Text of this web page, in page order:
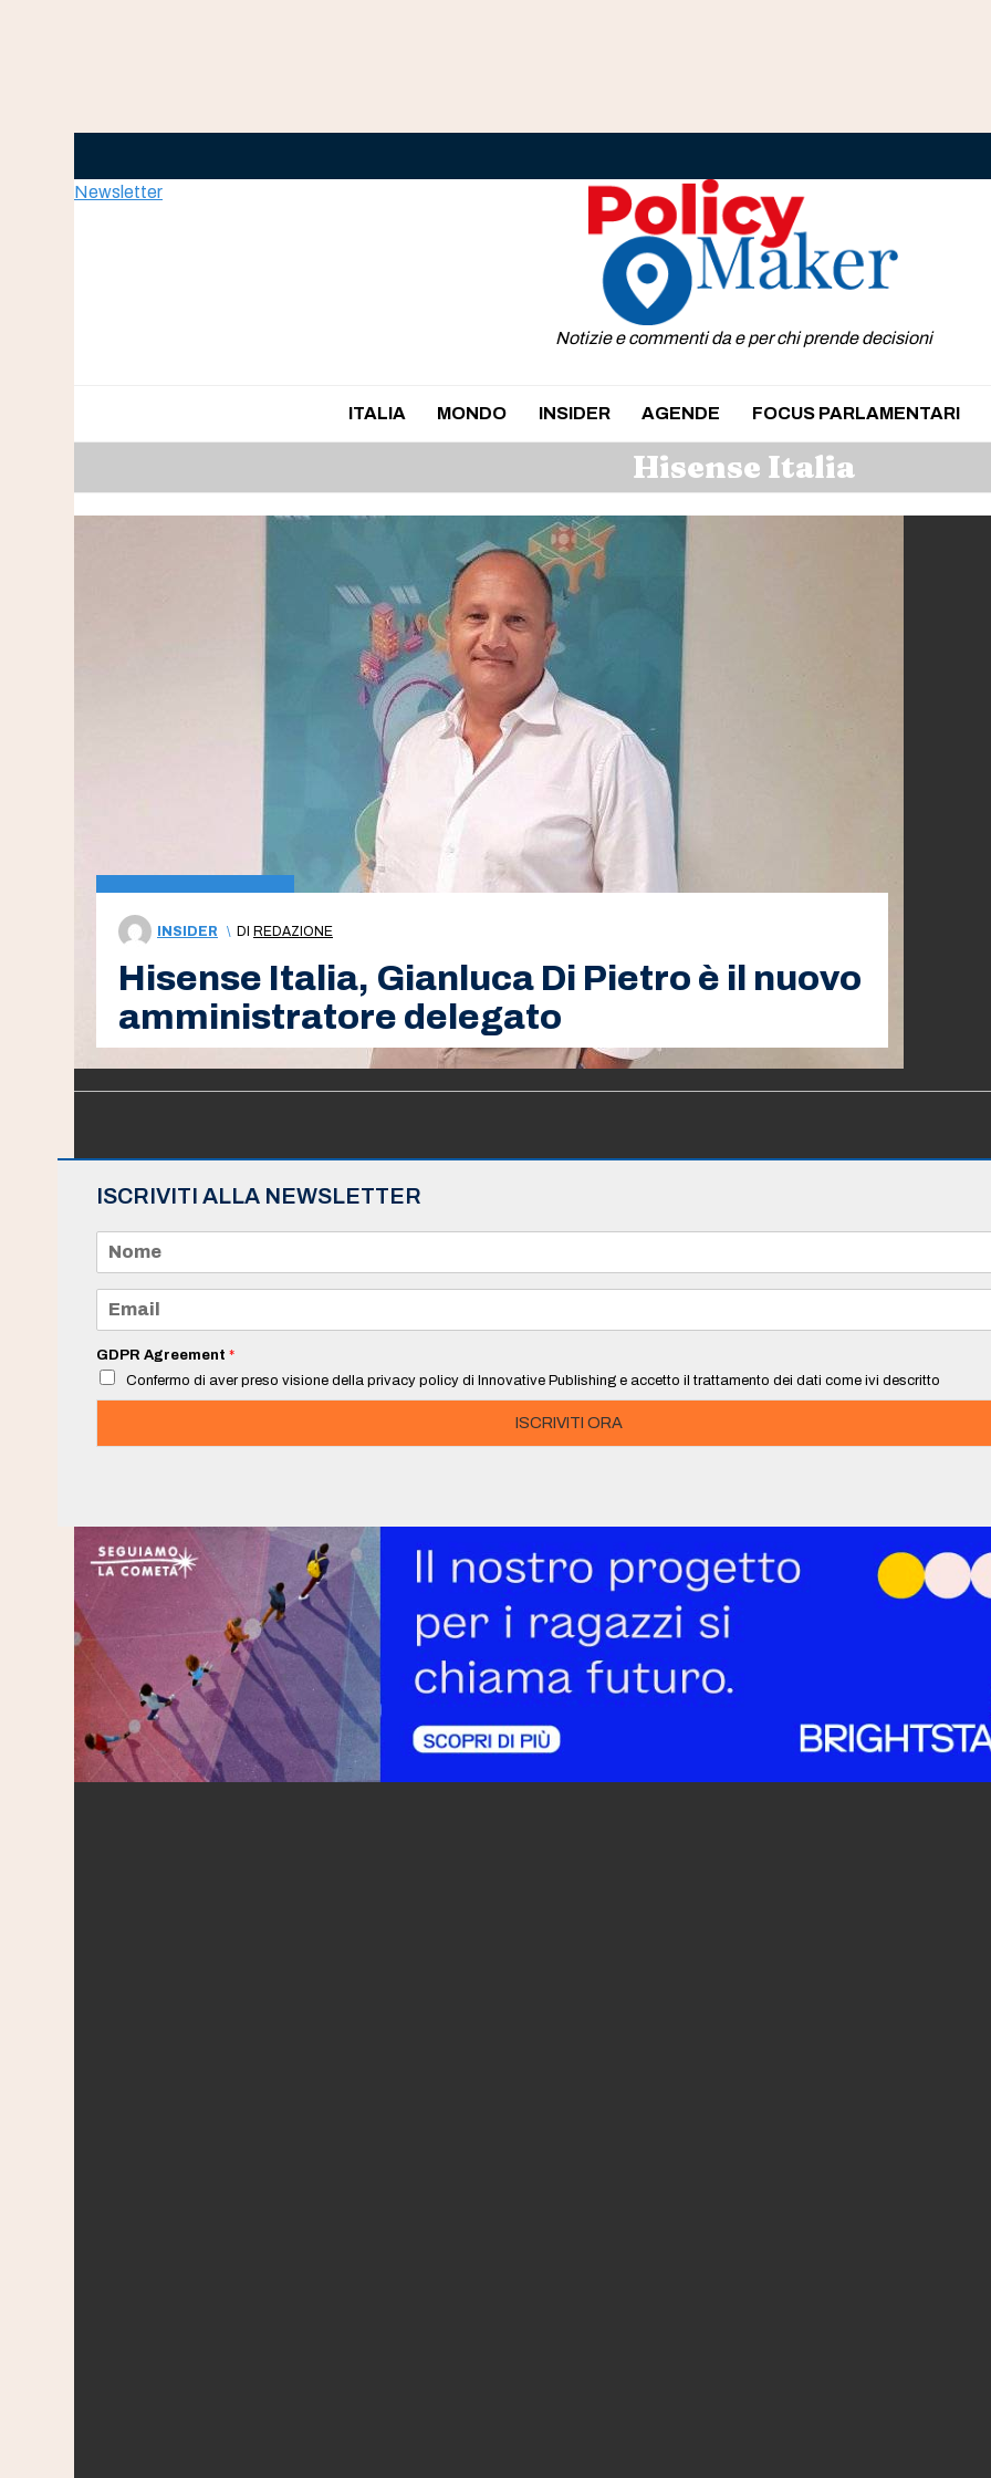
Newsletter
Notizie e commenti da e per chi prende decisioni
ITALIA MONDO INSIDER AGENDE FOCUS PARLAMENTARI
Hisense Italia
INSIDER \ DI REDAZIONE
Hisense Italia, Gianluca Di Pietro è il nuovo
amministratore delegato
ISCRIVITI ALLA NEWSLETTER
m
e
a
i
*
GDPR Agreement *
Confermo di aver preso visione della privacy policy di Innovative Publishing e accetto il trattamento dei dati come ivi descritto
ISCRIVITI ORA